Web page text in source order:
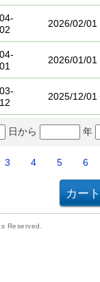
2026/02/01
2026/01/01
2025/12/01
日から 年
3 4 5 6
Reserved.